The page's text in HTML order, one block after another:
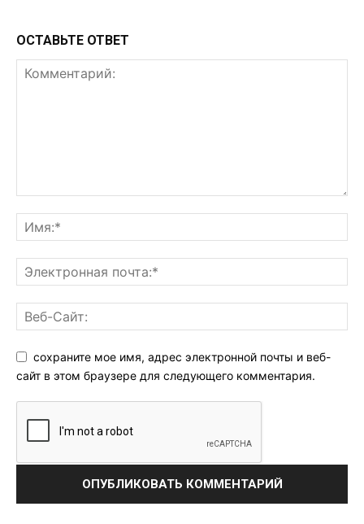
ОСТАВЬТЕ ОТВЕТ
сохраните мое имя, адрес электронной почты и веб-
сайт в этом браузере для следующего комментария.